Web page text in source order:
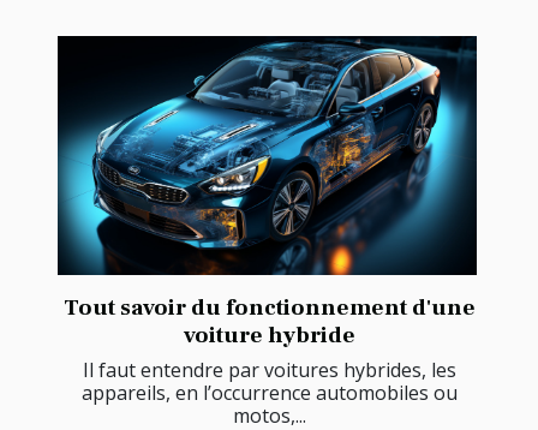
Tout savoir du fonctionnement d'une
voiture hybride
Il faut entendre par voitures hybrides, les
appareils, en l’occurrence automobiles ou
motos,...